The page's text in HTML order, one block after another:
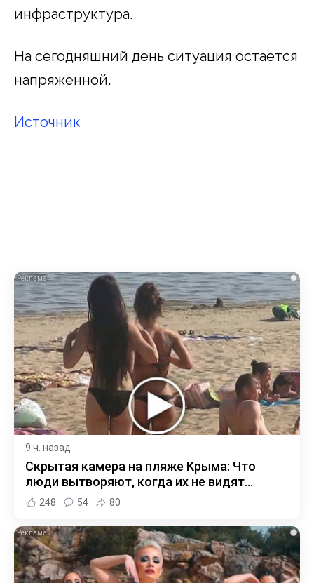
инфраструктура.
На сегодняшний день ситуация остается
напряженной.
Источник
i
9 ч. назад
Скрытая камера на пляже Крыма: Что
люди вытворяют, когда их не видят...
248 54 80
i